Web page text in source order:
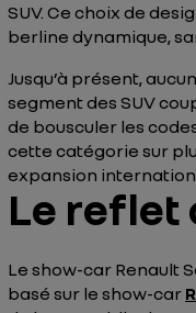
SUV. Ce choix de
berline dynamique,
Jusqu’à présent,
segment des SUV
de bousculer les
cette catégorie sur
expansion
Le reflet
Le show-car Renault
basé sur le show-car